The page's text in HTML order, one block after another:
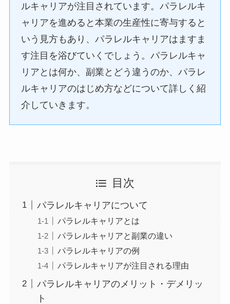
ルキャリアが注目されています。パラレルキ
ャリアを進めると本業の生産性に寄与すると
いう見方もあり、パラレルキャリアはますま
す注目を浴びていくでしょう。パラレルキャ
リアとは何か、副業とどう違うのか、パラレ
ルキャリアのはじめ方などについて詳しく紹
介していきます。
目次
パラレルキャリアについて
パラレルキャリアとは
パラレルキャリアと副業の違い
パラレルキャリアの例
パラレルキャリアが注目される理由
パラレルキャリアのメリット・デメリッ
ト